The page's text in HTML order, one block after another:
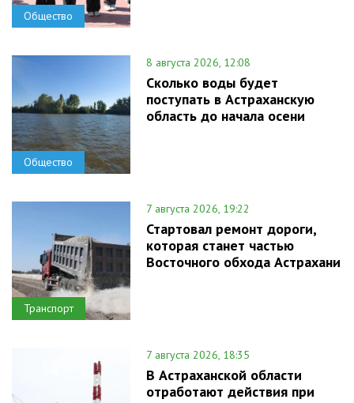
Общество
Общество
8 августа 2026, 12:08
Сколько воды будет
поступать в Астраханскую
область до начала осени
Транспорт
7 августа 2026, 19:22
Стартовал ремонт дороги,
которая станет частью
Восточного обхода Астрахани
7 августа 2026, 18:35
В Астраханской области
отработают действия при